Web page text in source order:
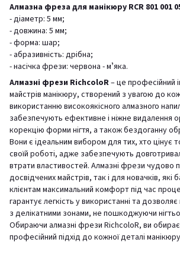
Алмазна фреза для манікюру RCR 801 001
- діаметр: 5 мм;
- довжина: 5 мм;
- форма: шар;
- абразивність: дрібна;
- насічка фрези: червона - мʼяка.
Алмазні фрези RichcoloR– це професійний
майстрів манікюру, створений з увагою до
використанню високоякісного алмазного
забезпечують ефективне і ніжне видалення
корекцію форми нігтя, а також бездоганну
Вони є ідеальним вибором для тих, хто цінує
своїй роботі, адже забезпечують
втрати властивостей. Алмазні фрези чудово
досвідчених майстрів, так і для новачків, які
клієнтам максимальний комфорт під час
гарантує легкість у використанні та
з делікатними зонами, не пошкоджуючи
Обираючи алмазні фрези RichcoloR, ви
професійний підхід до кожної деталі